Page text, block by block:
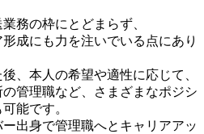
務の枠にとどまらず、
成にも力を注いでいる点にあり
、本人の希望や適性に応じて、
管理職など、さまざまなポジシ
能です。
出身で管理職へとキャリアアッ